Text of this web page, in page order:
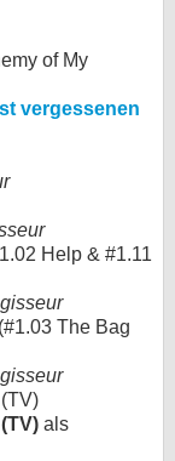
of My
vergessenen
Help & #1.11
The Bag
als